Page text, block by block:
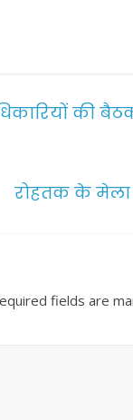
की
रोहतक के मेला
fields are